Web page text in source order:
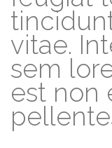
vitae.
sem
est non